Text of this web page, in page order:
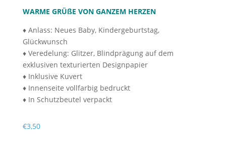
WARME GRÜßE VON GANZEM HERZEN
♦ Anlass: Neues Baby, Kindergeburtstag,
Glückwunsch
♦ Veredelung: Glitzer, Blindprägung auf dem
exklusiven texturierten Designpapier
♦ Inklusive Kuvert
♦ Innenseite vollfarbig bedruckt
♦ In Schutzbeutel verpackt
€3,50